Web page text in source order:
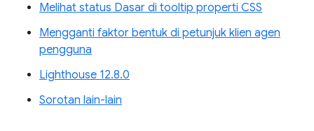
Melihat status Dasar di tooltip properti CSS
Mengganti faktor bentuk di petunjuk klien agen
pengguna
Lighthouse 12.8.0
Sorotan lain-lain